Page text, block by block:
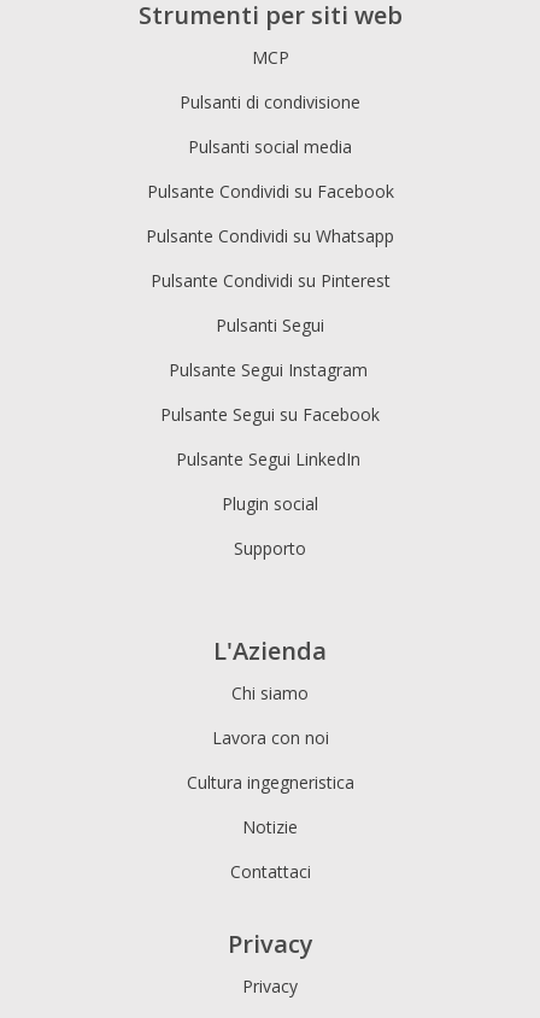
Strumenti per siti web
MCP
Pulsanti di condivisione
Pulsanti social media
Pulsante Condividi su Facebook
Pulsante Condividi su Whatsapp
Pulsante Condividi su Pinterest
Pulsanti Segui
Pulsante Segui Instagram
Pulsante Segui su Facebook
Pulsante Segui LinkedIn
Plugin social
Supporto
L'Azienda
Chi siamo
Lavora con noi
Cultura ingegneristica
Notizie
Contattaci
Privacy
Privacy